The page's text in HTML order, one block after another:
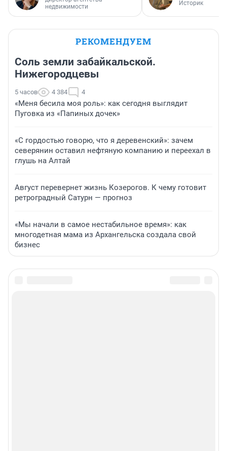
недвижимости
Историк
РЕКОМЕНДУЕМ
Соль земли забайкальской.
Нижегородцевы
5 часов 4 384 4
«Меня бесила моя роль»: как сегодня выглядит
Пуговка из «Папиных дочек»
«С гордостью говорю, что я деревенский»: зачем
северянин оставил нефтяную компанию и переехал в
глушь на Алтай
Август перевернет жизнь Козерогов. К чему готовит
ретроградный Сатурн — прогноз
«Мы начали в самое нестабильное время»: как
многодетная мама из Архангельска создала свой
бизнес